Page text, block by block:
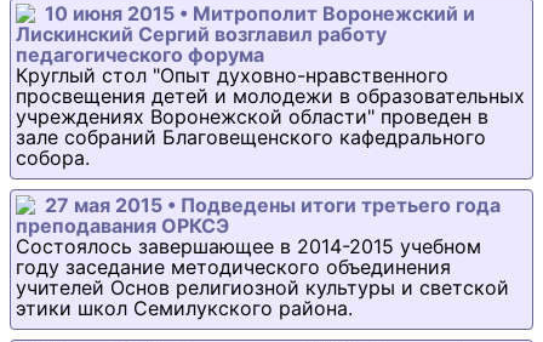
10 июня 2015 • Митрополит Воронежский и
Лискинский Сергий возглавил работу
педагогического форума
Круглый стол "Опыт духовно-нравственного
просвещения детей и молодежи в образовательных
учреждениях Воронежской области" проведен в
зале собраний Благовещенского кафедрального
собора.
27 мая 2015 • Подведены итоги третьего года
преподавания ОРКСЭ
Состоялось завершающее в 2014-2015 учебном
году заседание методического объединения
учителей Основ религиозной культуры и светской
этики школ Семилукского района.